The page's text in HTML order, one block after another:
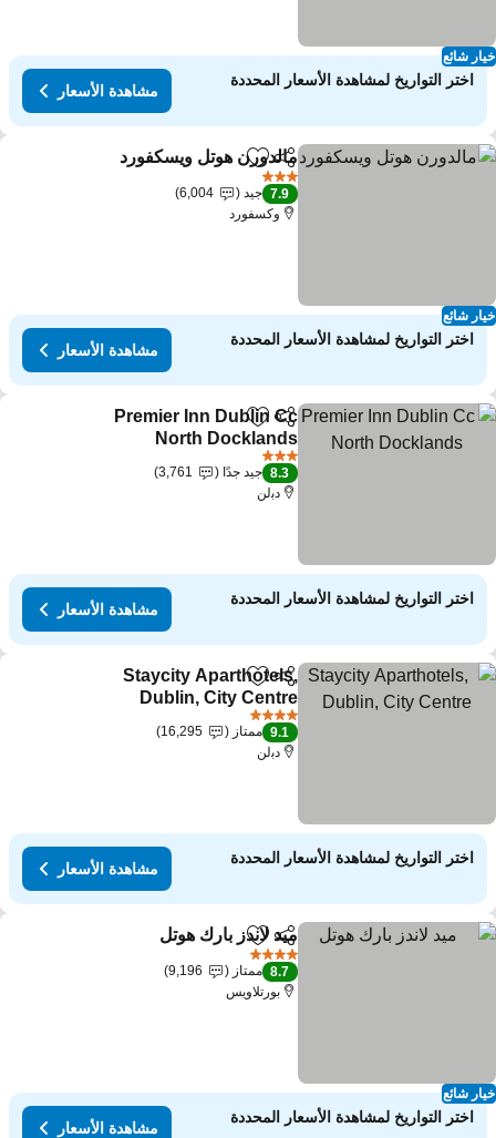
شائع
اختر التواريخ لمشاهدة الأسعار المحددة
مشاهدة الأسعار
شائع
مشاركةAdd to favorites
مالدورن هوتل ويسكفورد
7.9 جيد
6,004
وكسفورد
اختر التواريخ لمشاهدة الأسعار المحددة
مشاهدة الأسعار
مشاركةAdd to favorites
Premier Inn Dublin Cc
North Docklands
مشاهدة الأسعار
8.3 جيد جدًا
3,761
دﺑلن
اختر التواريخ لمشاهدة الأسعار المحددة
مشاهدة الأسعار
مشاركةAdd to favorites
Staycity Aparthotels,
Dublin, City Centre
مشاهدة الأسعار
9.1 ممتاز
16,295
دﺑلن
اختر التواريخ لمشاهدة الأسعار المحددة
مشاهدة الأسعار
شائع
مشاركةAdd to favorites
ميد لاندز بارك هوتل
8.7 ممتاز
9,196
بورتلاويس
اختر التواريخ لمشاهدة الأسعار المحددة
مشاهدة الأسعار